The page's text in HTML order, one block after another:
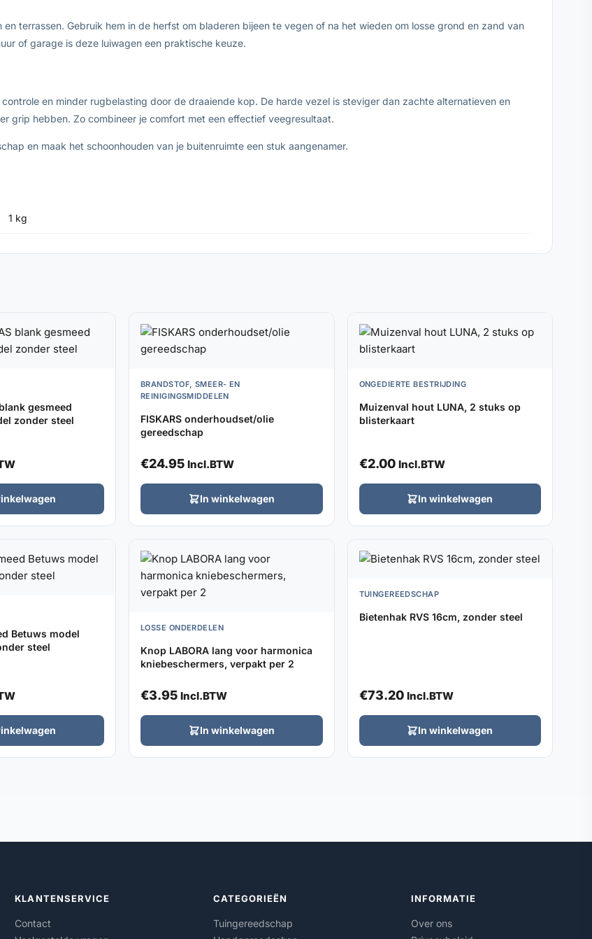
terrassen. Gebruik hem in de herfst om bladeren bijeen te vegen of na het wieden om losse grond en zand van
of garage is deze luiwagen een praktische keuze.
en minder rugbelasting door de draaiende kop. De harde vezel is steviger dan zachte alternatieven en
grip hebben. Zo combineer je comfort met een effectief veegresultaat.
en maak het schoonhouden van je buitenruimte een stuk aangenamer.
1 kg
gesmeed
zonder steel
BRANDSTOF, SMEER- EN
REINIGINGSMIDDELEN
FISKARS onderhoudset/olie
gereedschap
€24.95 Incl.BTW
In winkelwagen
ONGEDIERTE BESTRIJDING
Muizenval hout LUNA, 2 stuks op
blisterkaart
€2.00 Incl.BTW
In winkelwagen
Betuws model
steel
LOSSE ONDERDELEN
Knop LABORA lang voor harmonica
kniebeschermers, verpakt per 2
€3.95 Incl.BTW
In winkelwagen
TUINGEREEDSCHAP
Bietenhak RVS 16cm, zonder steel
€73.20 Incl.BTW
In winkelwagen
KLANTENSERVICE
Contact
CATEGORIEËN
Tuingereedschap
INFORMATIE
Over ons